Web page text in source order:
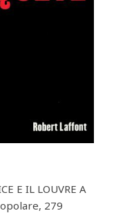
E IL LOUVRE A
279